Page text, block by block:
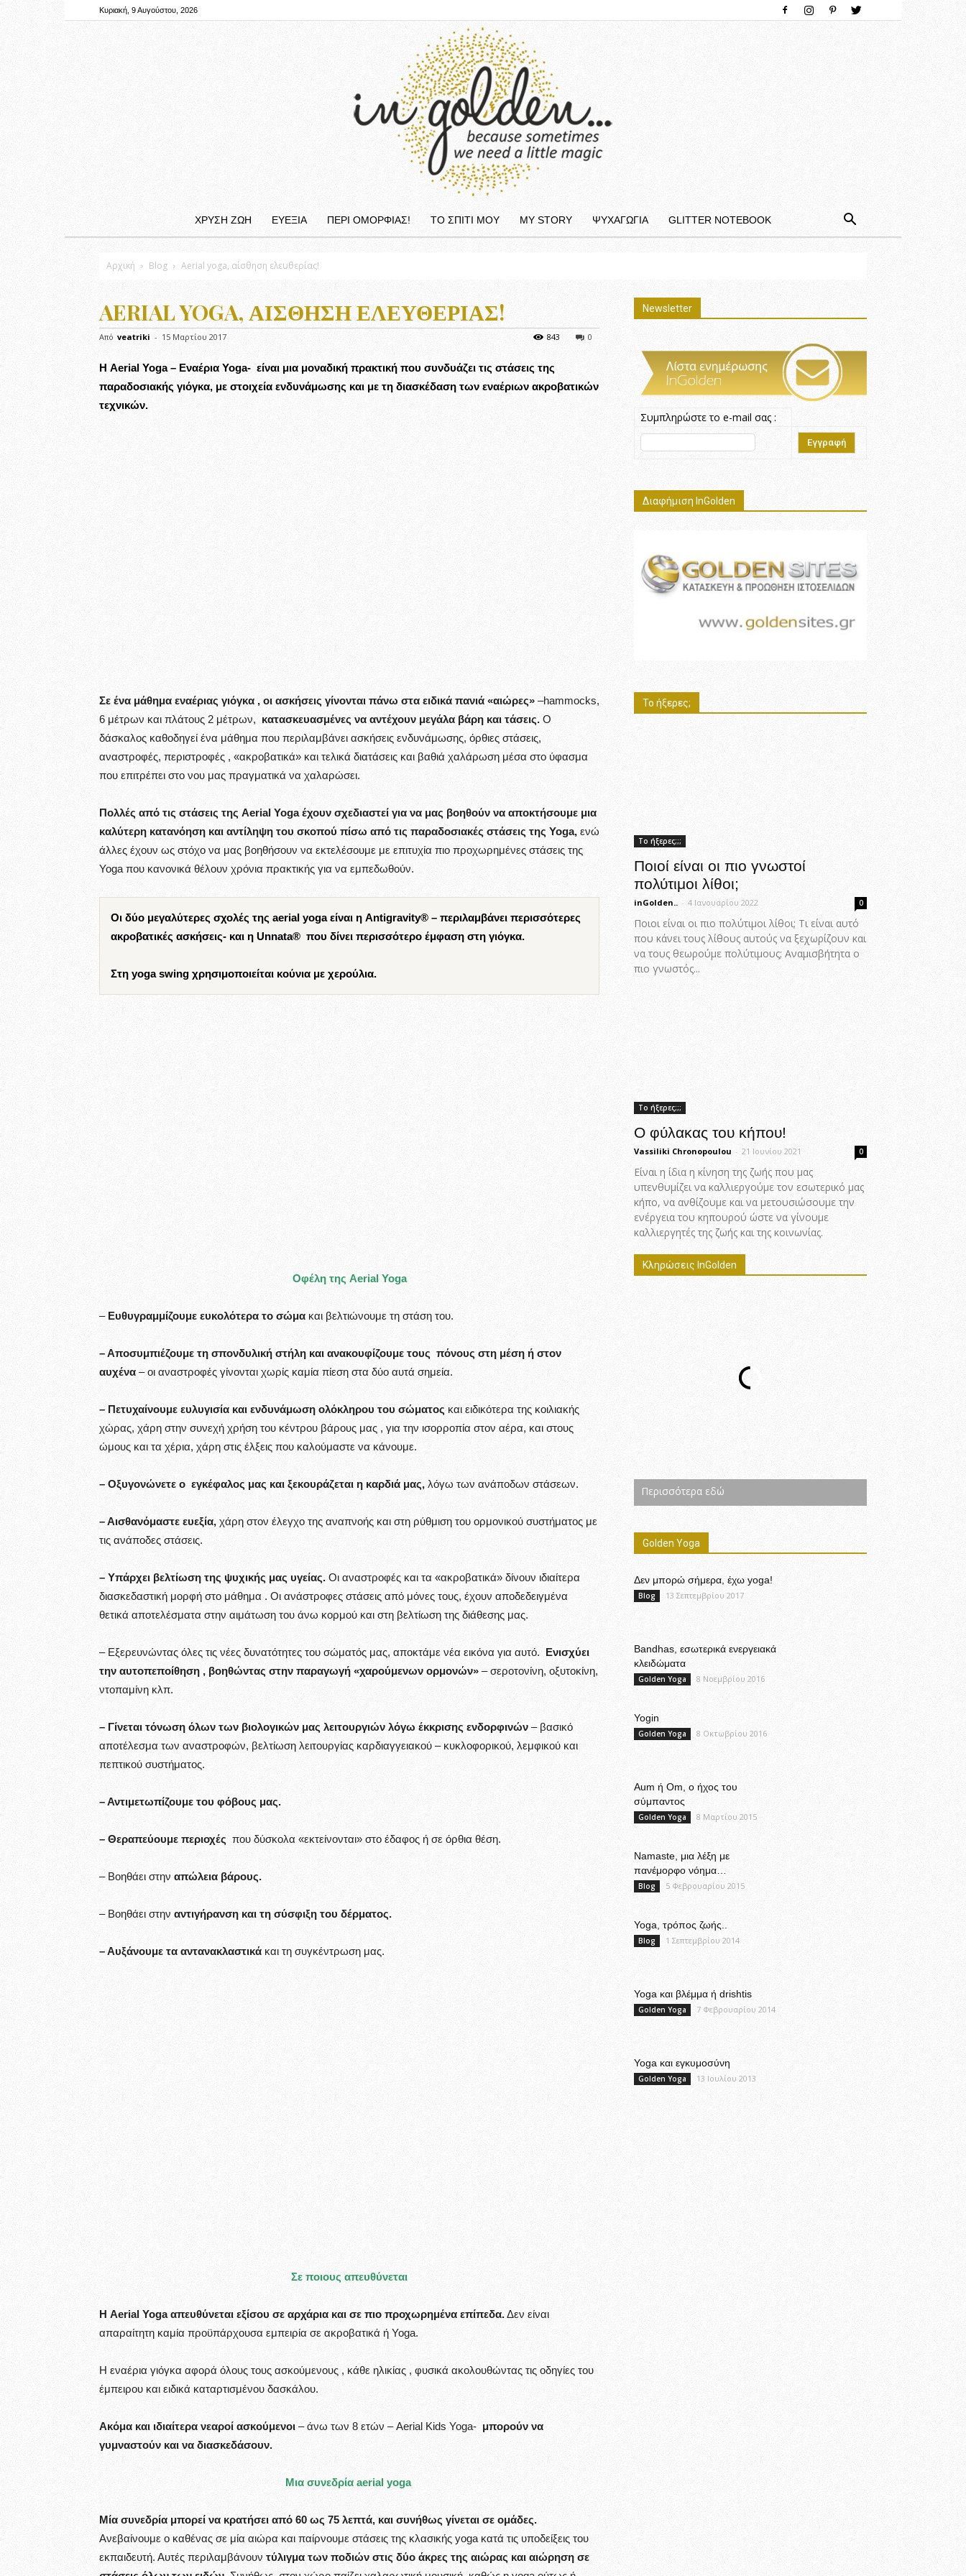
Κυριακή, 9 Αυγούστου, 2026
ΧΡΥΣΗ ΖΩΗ ΕΥΕΞΙΑ ΠΕΡΙ ΟΜΟΡΦΙΆΣ! ΤΟ ΣΠΙΤΙ ΜΟΥ MY STORY ΨΥΧΑΓΩΓΙΑ GLITTER NOTEBOOK
Αρχική Blog Aerial yoga, αίσθηση ελευθερίας!
AERIAL YOGA, ΑΊΣΘΗΣΗ ΕΛΕΥΘΕΡΊΑΣ!
Από veatriki - 15 Μαρτίου 2017 0
843
Η Aerial Yoga – Εναέρια Yoga- είναι μια μοναδική πρακτική που συνδυάζει τις στάσεις της
παραδοσιακής γιόγκα, με στοιχεία ενδυνάμωσης και με τη διασκέδαση των εναέριων ακροβατικών
τεχνικών.
Σε ένα μάθημα εναέριας γιόγκα , οι ασκήσεις γίνονται πάνω στα ειδικά πανιά «αιώρες» –hammocks,
6 μέτρων και πλάτους 2 μέτρων, κατασκευασμένες να αντέχουν μεγάλα βάρη και τάσεις. Ο
δάσκαλος καθοδηγεί ένα μάθημα που περιλαμβάνει ασκήσεις ενδυνάμωσης, όρθιες στάσεις,
αναστροφές, περιστροφές , «ακροβατικά» και τελικά διατάσεις και βαθιά χαλάρωση μέσα στο ύφασμα
που επιτρέπει στο νου μας πραγματικά να χαλαρώσει.
Πολλές από τις στάσεις της Aerial Yoga έχουν σχεδιαστεί για να μας βοηθούν να αποκτήσουμε μια
καλύτερη κατανόηση και αντίληψη του σκοπού πίσω από τις παραδοσιακές στάσεις της Yoga, ενώ
άλλες έχουν ως στόχο να μας βοηθήσουν να εκτελέσουμε με επιτυχία πιο προχωρημένες στάσεις της
Yoga που κανονικά θέλουν χρόνια πρακτικής για να εμπεδωθούν.
Οι δύο μεγαλύτερες σχολές της aerial yoga είναι η Antigravity® – περιλαμβάνει περισσότερες
ακροβατικές ασκήσεις- και η Unnata® που δίνει περισσότερο έμφαση στη γιόγκα.
Στη yoga swing χρησιμοποιείται κούνια με χερούλια.
Οφέλη της Aerial Yoga
– Ευθυγραμμίζουμε ευκολότερα το σώμα και βελτιώνουμε τη στάση του.
– Αποσυμπιέζουμε τη σπονδυλική στήλη και ανακουφίζουμε τους πόνους στη μέση ή στον
αυχένα – οι αναστροφές γίνονται χωρίς καμία πίεση στα δύο αυτά σημεία.
– Πετυχαίνουμε ευλυγισία και ενδυνάμωση ολόκληρου του σώματος και ειδικότερα της κοιλιακής
χώρας, χάρη στην συνεχή χρήση του κέντρου βάρους μας , για την ισορροπία στον αέρα, και στους
ώμους και τα χέρια, χάρη στις έλξεις που καλούμαστε να κάνουμε.
– Οξυγονώνετε ο εγκέφαλος μας και ξεκουράζεται η καρδιά μας, λόγω των ανάποδων στάσεων.
– Αισθανόμαστε ευεξία, χάρη στον έλεγχο της αναπνοής και στη ρύθμιση του ορμονικού συστήματος με
τις ανάποδες στάσεις.
– Υπάρχει βελτίωση της ψυχικής μας υγείας. Οι αναστροφές και τα «ακροβατικά» δίνουν ιδιαίτερα
διασκεδαστική μορφή στο μάθημα . Οι ανάστροφες στάσεις από μόνες τους, έχουν αποδεδειγμένα
θετικά αποτελέσματα στην αιμάτωση του άνω κορμού και στη βελτίωση της διάθεσης μας.
– Εξερευνώντας όλες τις νέες δυνατότητες του σώματός μας, αποκτάμε νέα εικόνα για αυτό. Ενισχύει
την αυτοπεποίθηση , βοηθώντας στην παραγωγή «χαρούμενων ορμονών» – σεροτονίνη, οξυτοκίνη,
ντοπαμίνη κλπ.
– Γίνεται τόνωση όλων των βιολογικών μας λειτουργιών λόγω έκκρισης ενδορφινών – βασικό
αποτέλεσμα των αναστροφών, βελτίωση λειτουργίας καρδιαγγειακού – κυκλοφορικού, λεμφικού και
πεπτικού συστήματος.
– Αντιμετωπίζουμε του φόβους μας.
– Θεραπεύουμε περιοχές που δύσκολα «εκτείνονται» στο έδαφος ή σε όρθια θέση.
– Βοηθάει στην απώλεια βάρους.
– Βοηθάει στην αντιγήρανση και τη σύσφιξη του δέρματος.
– Αυξάνουμε τα αντανακλαστικά και τη συγκέντρωση μας.
Σε ποιους απευθύνεται
Η Aerial Yoga απευθύνεται εξίσου σε αρχάρια και σε πιο προχωρημένα επίπεδα.Δεν είναι
απαραίτητη καμία προϋπάρχουσα εμπειρία σε ακροβατικά ή Yoga.
Η εναέρια γιόγκα αφορά όλους τους ασκούμενους , κάθε ηλικίας , φυσικά ακολουθώντας τις οδηγίες του
έμπειρου και ειδικά καταρτισμένου δασκάλου.
Ακόμα και ιδιαίτερα νεαροί ασκούμενοι – άνω των 8 ετών – Aerial Kids Yoga- μπορούν να
γυμναστούν και να διασκεδάσουν.
Μια συνεδρία aerial yoga
Μία συνεδρία μπορεί να κρατήσει από 60 ως 75 λεπτά, και συνήθως γίνεται σε ομάδες.
Ανεβαίνουμε ο καθένας σε μία αιώρα και παίρνουμε στάσεις της κλασικής yoga κατά τις υποδείξεις του
εκπαιδευτή. Αυτές περιλαμβάνουν τύλιγμα των ποδιών στις δύο άκρες της αιώρας και αιώρηση σε
Newsletter
Συμπληρώστε το e-mail σας :
Διαφήμιση InGolden
Το ήξερες;
Το ήξερες;;;
Ποιοί είναι οι πιο γνωστοί
πολύτιμοι λίθοι;
inGolden.. - 4 Ιανουαρίου 2022 0
Ποιοι είναι οι πιο πολύτιμοι λίθοι; Τι είναι αυτό
που κάνει τους λίθους αυτούς να ξεχωρίζουν και
να τους θεωρούμε πολύτιμους; Αναμισβήτητα ο
πιο γνωστός...
Το ήξερες;;;
Ο φύλακας του κήπου!
Vassiliki Chronopoulou - 21 Ιουνίου 2021 0
Είναι η ίδια η κίνηση της ζωής που μας
υπενθυμίζει να καλλιεργούμε τον εσωτερικό μας
κήπο, να ανθίζουμε και να μετουσιώσουμε την
ενέργεια του κηπουρού ώστε να γίνουμε
καλλιεργητές της ζωής και της κοινωνίας.
Κληρώσεις InGolden
Περισσότερα εδώ
Golden Yoga
Δεν μπορώ σήμερα, έχω yoga!
Blog 13 Σεπτεμβρίου 2017
Bandhas, εσωτερικά ενεργειακά
κλειδώματα
Golden Yoga 8 Νοεμβρίου 2016
Yogin
Golden Yoga 8 Οκτωβρίου 2016
Aum ή Om, ο ήχος του
σύμπαντος
Golden Yoga 8 Μαρτίου 2015
Namaste, μια λέξη με
πανέμορφο νόημα…
Blog 5 Φεβρουαρίου 2015
Yoga, τρόπος ζωής..
Blog 1 Σεπτεμβρίου 2014
Yoga και βλέμμα ή drishtis
Golden Yoga 7 Φεβρουαρίου 2014
Yoga και εγκυμοσύνη
Golden Yoga 13 Ιουλίου 2013